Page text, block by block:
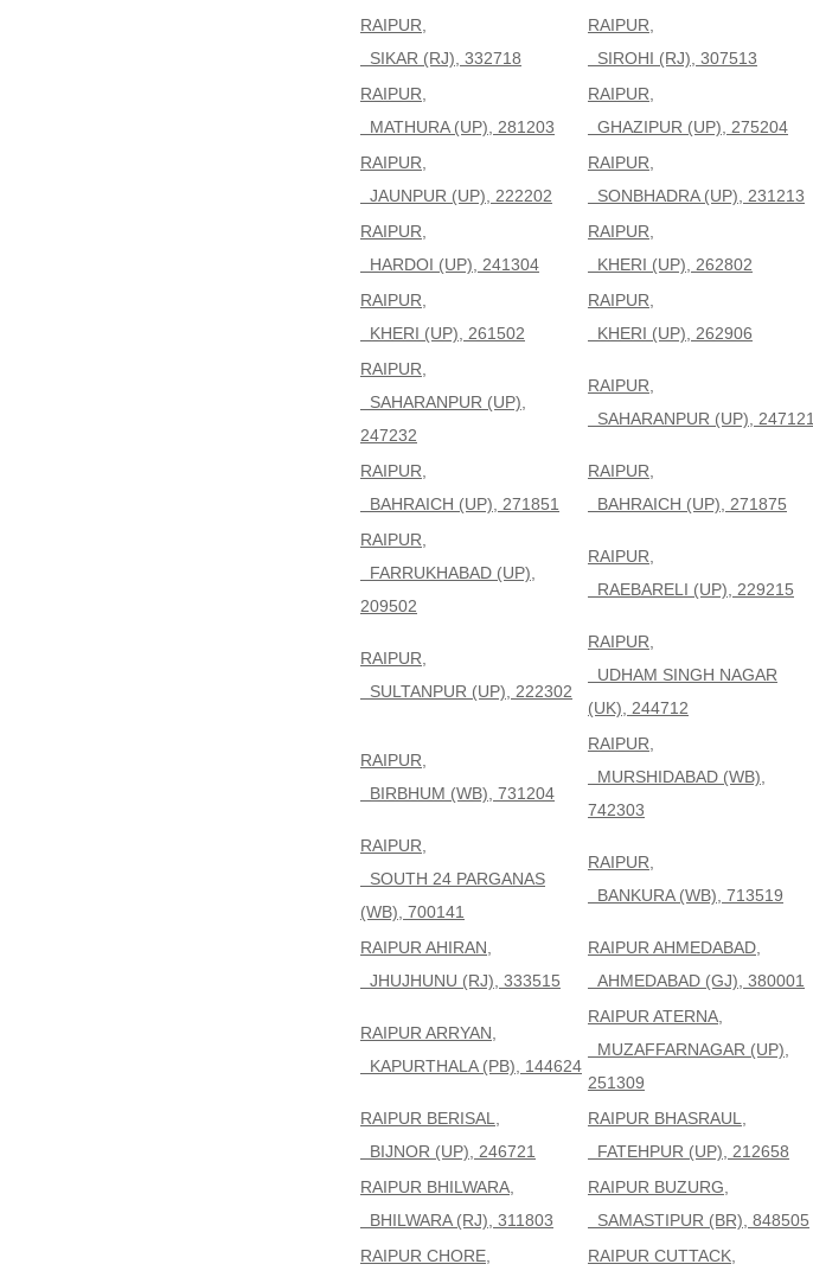
RAIPUR,
SIKAR (RJ), 332718
RAIPUR,
SIROHI (RJ), 307513
RAIPUR,
MATHURA (UP), 281203
RAIPUR,
GHAZIPUR (UP), 275204
RAIPUR,
JAUNPUR (UP), 222202
RAIPUR,
SONBHADRA (UP), 231213
RAIPUR,
HARDOI (UP), 241304
RAIPUR,
KHERI (UP), 262802
RAIPUR,
KHERI (UP), 261502
RAIPUR,
KHERI (UP), 262906
RAIPUR,
SAHARANPUR (UP),
247232
RAIPUR,
SAHARANPUR (UP), 247121
RAIPUR,
BAHRAICH (UP), 271851
RAIPUR,
BAHRAICH (UP), 271875
RAIPUR,
FARRUKHABAD (UP),
209502
RAIPUR,
RAEBARELI (UP), 229215
RAIPUR,
SULTANPUR (UP), 222302
RAIPUR,
UDHAM SINGH NAGAR
(UK), 244712
RAIPUR,
BIRBHUM (WB), 731204
RAIPUR,
MURSHIDABAD (WB),
742303
RAIPUR,
SOUTH 24 PARGANAS
(WB), 700141
RAIPUR,
BANKURA (WB), 713519
RAIPUR AHIRAN,
JHUJHUNU (RJ), 333515
RAIPUR AHMEDABAD,
AHMEDABAD (GJ), 380001
RAIPUR ARRYAN,
KAPURTHALA (PB), 144624
RAIPUR ATERNA,
MUZAFFARNAGAR (UP),
251309
RAIPUR BERISAL,
BIJNOR (UP), 246721
RAIPUR BHASRAUL,
FATEHPUR (UP), 212658
RAIPUR BHILWARA,
BHILWARA (RJ), 311803
RAIPUR BUZURG,
SAMASTIPUR (BR), 848505
RAIPUR CHORE,
RAIPUR CUTTACK,